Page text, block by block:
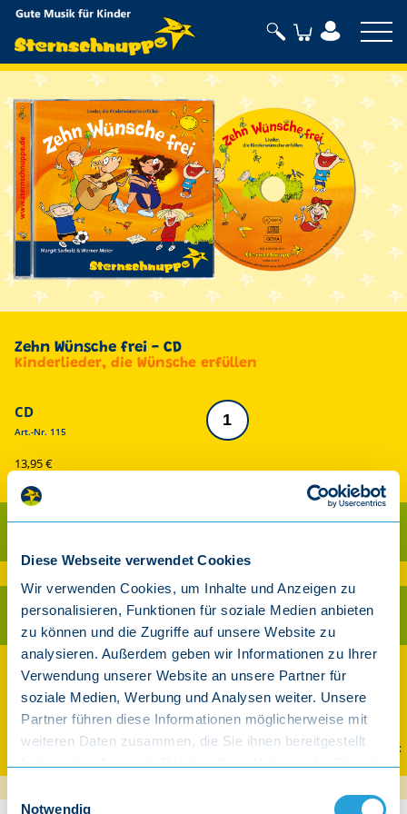
Diese Webseite verwendet Cookies
Wir verwenden Cookies, um Inhalte und Anzeigen zu
personalisieren, Funktionen für soziale Medien anbieten
zu können und die Zugriffe auf unsere Website zu
analysieren. Außerdem geben wir Informationen zu Ihrer
Verwendung unserer Website an unsere Partner für
soziale Medien, Werbung und Analysen weiter. Unsere
Partner führen diese Informationen möglicherweise mit
weiteren Daten zusammen, die Sie ihnen bereitgestellt
Notwendig
Sternschnuppe
Zehn Wünsche frei - CD
Kinderlieder, die Wünsche erfüllen
CD
Art.-Nr. 115
13,95 €
Ab 30 € Warenwert versandkostenfrei innerhalb Deutschland (exkl. Player)
Als Download kaufen
Auch streamen und downloaden
Spotify Apple Music Amazon YouTube Music